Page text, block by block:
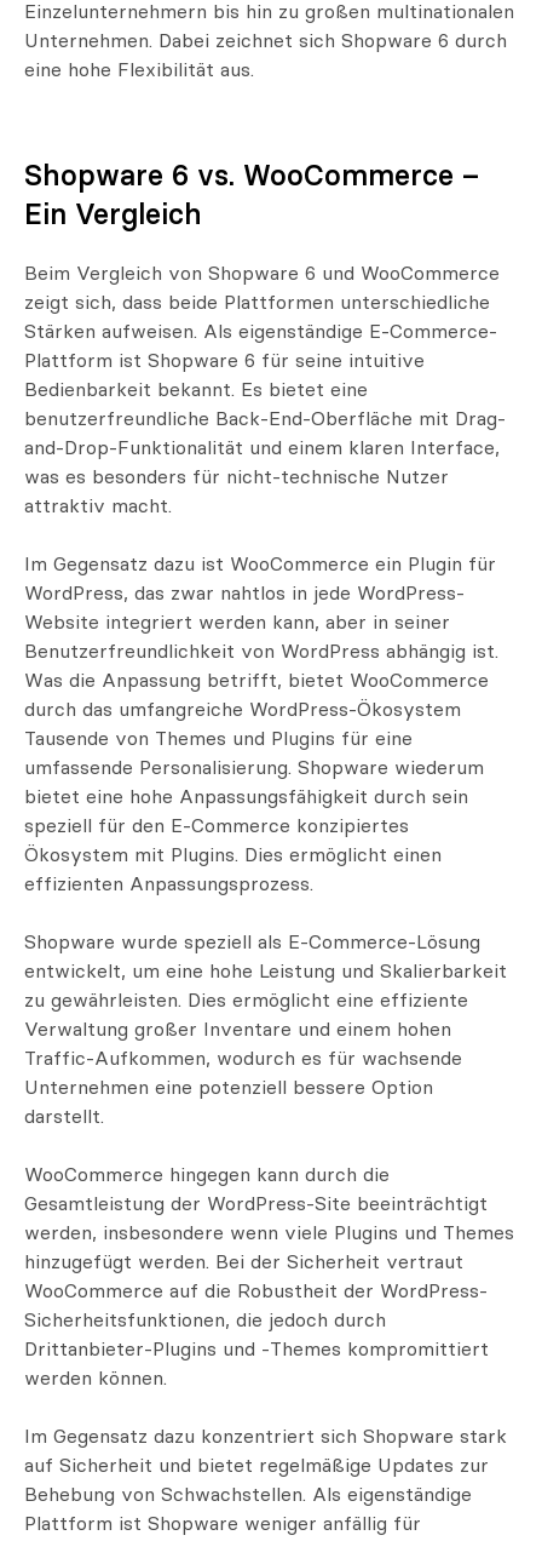
Einzelunternehmern bis hin zu großen multinationalen
Unternehmen. Dabei zeichnet sich Shopware 6 durch
eine hohe Flexibilität aus.
Shopware 6 vs. WooCommerce –
Ein Vergleich
Beim Vergleich von Shopware 6 und WooCommerce
zeigt sich, dass beide Plattformen unterschiedliche
Stärken aufweisen. Als eigenständige E-Commerce-
Plattform ist Shopware 6 für seine intuitive
Bedienbarkeit bekannt. Es bietet eine
benutzerfreundliche Back-End-Oberfläche mit Drag-
and-Drop-Funktionalität und einem klaren Interface,
was es besonders für nicht-technische Nutzer
attraktiv macht.
Im Gegensatz dazu ist WooCommerce ein Plugin für
WordPress, das zwar nahtlos in jede WordPress-
Website integriert werden kann, aber in seiner
Benutzerfreundlichkeit von WordPress abhängig ist.
Was die Anpassung betrifft, bietet WooCommerce
durch das umfangreiche WordPress-Ökosystem
Tausende von Themes und Plugins für eine
umfassende Personalisierung. Shopware wiederum
bietet eine hohe Anpassungsfähigkeit durch sein
speziell für den E-Commerce konzipiertes
Ökosystem mit Plugins. Dies ermöglicht einen
effizienten Anpassungsprozess.
Shopware wurde speziell als E-Commerce-Lösung
entwickelt, um eine hohe Leistung und Skalierbarkeit
zu gewährleisten. Dies ermöglicht eine effiziente
Verwaltung großer Inventare und einem hohen
Traffic-Aufkommen, wodurch es für wachsende
Unternehmen eine potenziell bessere Option
darstellt.
WooCommerce hingegen kann durch die
Gesamtleistung der WordPress-Site beeinträchtigt
werden, insbesondere wenn viele Plugins und Themes
hinzugefügt werden. Bei der Sicherheit vertraut
WooCommerce auf die Robustheit der WordPress-
Sicherheitsfunktionen, die jedoch durch
Drittanbieter-Plugins und -Themes kompromittiert
werden können.
Im Gegensatz dazu konzentriert sich Shopware stark
auf Sicherheit und bietet regelmäßige Updates zur
Behebung von Schwachstellen. Als eigenständige
Plattform ist Shopware weniger anfällig für